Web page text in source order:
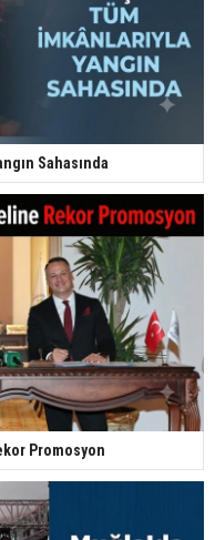
Sahasında
Promosyon